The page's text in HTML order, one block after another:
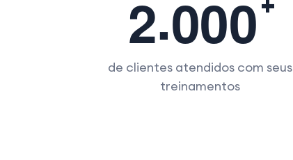
2.000
de clientes atendidos com seus
treinamentos